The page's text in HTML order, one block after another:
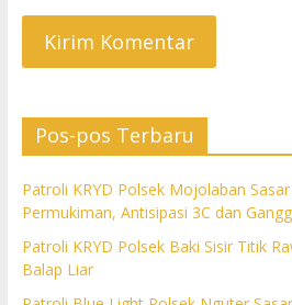
Pos-pos Terbaru
Patroli KRYD Polsek Mojolaban
Permukiman, Antisipasi 3C dan
Patroli KRYD Polsek Baki Sisir Titik
Balap Liar